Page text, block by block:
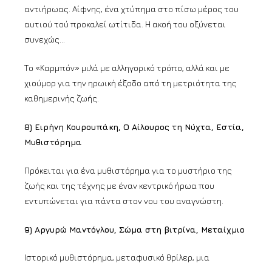
αντιήρωας. Αίφνης, ένα χτύπημα στο πίσω μέρος του
αυτιού τού προκαλεί ωτίτιδα. Η ακοή του οξύνεται
συνεχώς…
Το «Καρμπόν» μιλά με αλληγορικό τρόπο, αλλά και με
χιούμορ για την ηρωική έξοδο από τη μετριότητα της
καθημερινής ζωής.
8) Ειρήνη Κουρουπάκη, Ο Αίλουρος τη Νύχτα, Εστία,
Μυθιστόρημα
Πρόκειται για ένα μυθιστόρημα για το μυστήριο της
ζωής και της τέχνης με έναν κεντρικό ήρωα που
εντυπώνεται για πάντα στον νου του αναγνώστη.
9) Αργυρώ Μαντόγλου, Σώμα στη βιτρίνα, Μεταίχμιο
Ιστορικό μυθιστόρημα, μεταφυσικό θρίλερ, μια